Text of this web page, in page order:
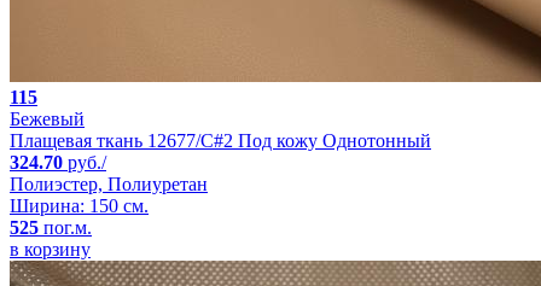
115
Бежевый
Плащевая ткань 12677/C#2 Под кожу Однотонный
324.70 руб./
Полиэстер, Полиуретан
Ширина: 150 см.
525 пог.м.
в корзину